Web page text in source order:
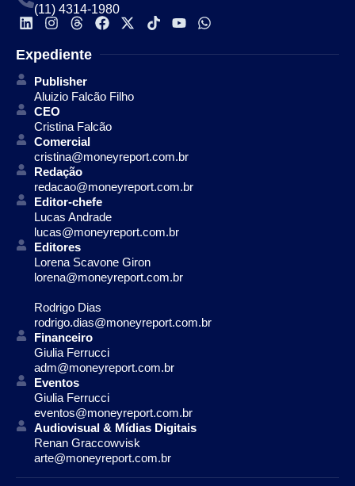
(11) 4314-1980
Expediente
Publisher
Aluizio Falcão Filho
CEO
Cristina Falcão
Comercial
cristina@moneyreport.com.br
Redação
redacao@moneyreport.com.br
Editor-chefe
Lucas Andrade
lucas@moneyreport.com.br
Editores
Lorena Scavone Giron
lorena@moneyreport.com.br
Rodrigo Dias
rodrigo.dias@moneyreport.com.br
Financeiro
Giulia Ferrucci
adm@moneyreport.com.br
Eventos
Giulia Ferrucci
eventos@moneyreport.com.br
Audiovisual & Mídias Digitais
Renan Graccowvisk
arte@moneyreport.com.br